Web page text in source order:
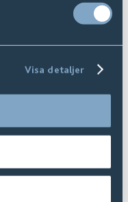
Visa detaljer